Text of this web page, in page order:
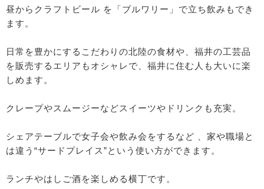
昼からクラフトビール を「ブルワリー」で立ち飲みもでき
ます。
日常を豊かにするこだわりの北陸の食材や、福井の工芸品
を販売するエリアもオシャレで、福井に住む人も大いに楽
しめます。
クレープやスムージーなどスイーツやドリンクも充実。
シェアテーブルで女子会や飲み会をするなど 、家や職場と
は違う“サードプレイス”という使い方ができます。
ランチやはしご酒を楽しめる横丁です。